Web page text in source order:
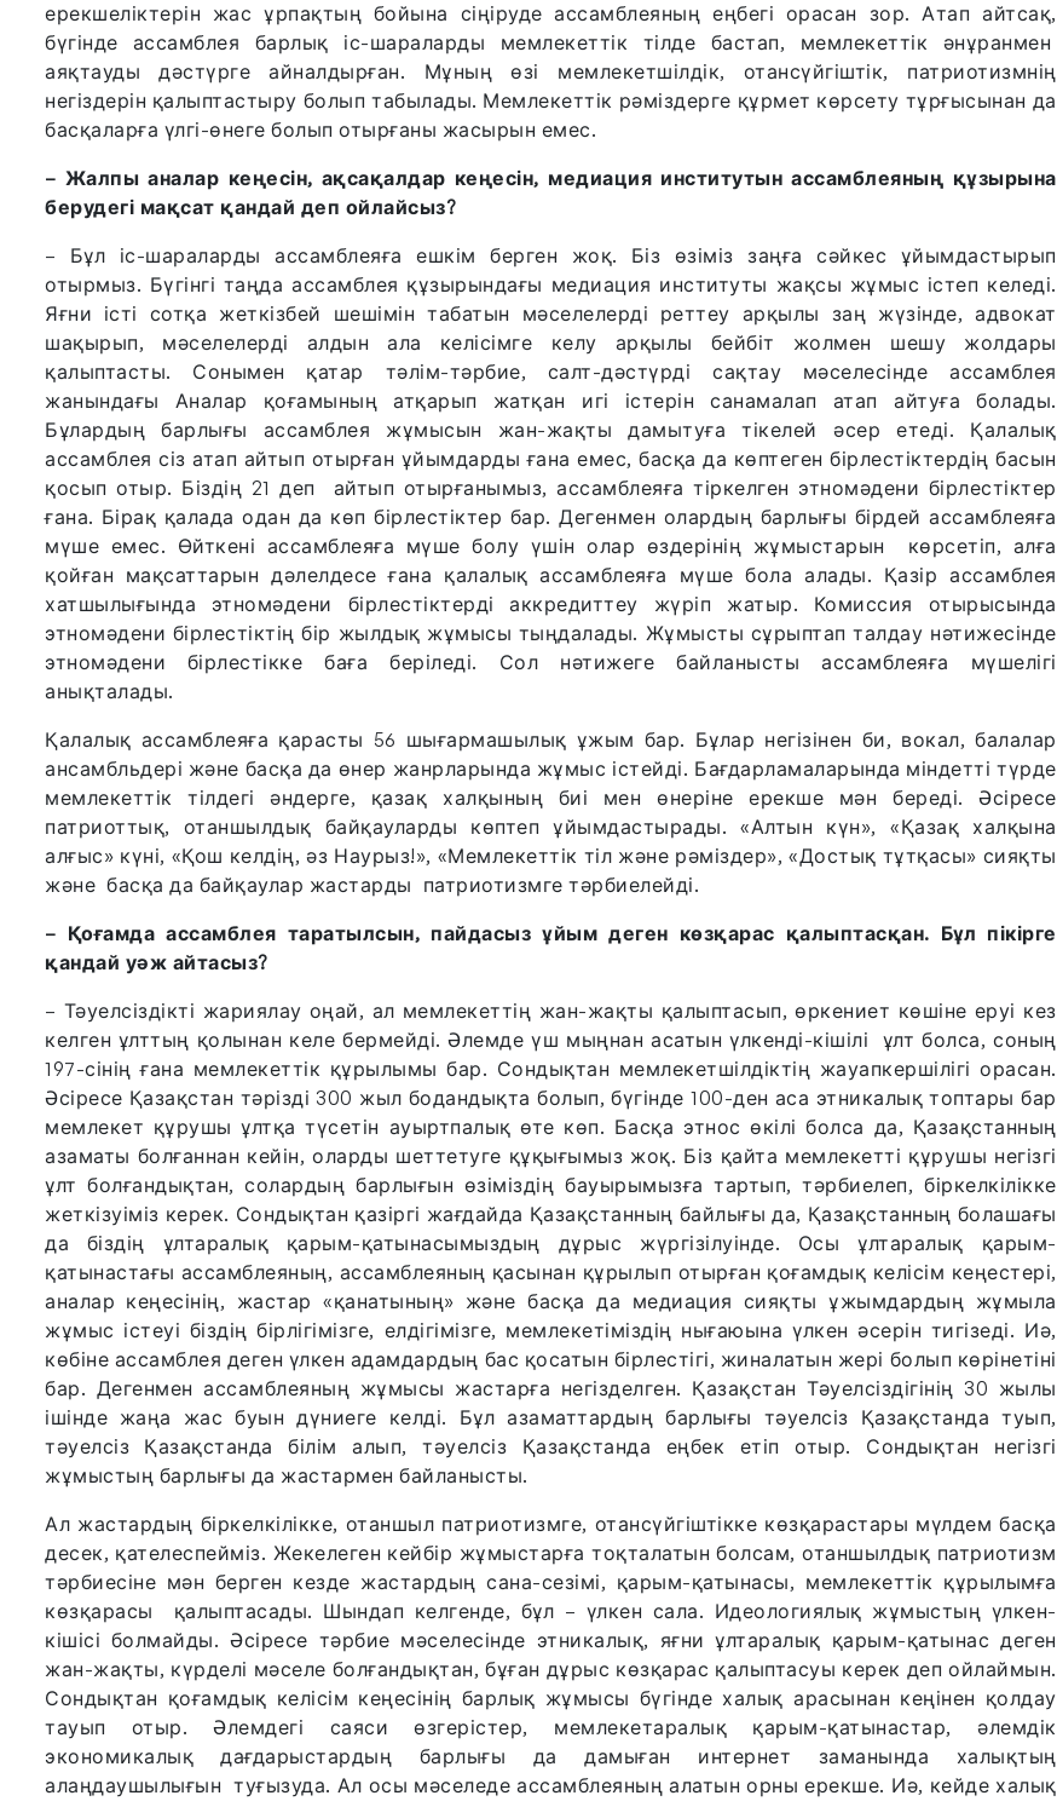
ерекшеліктерін жас ұрпақтың бойына сіңіруде ассамблеяның еңбегі орасан зор. Атап айтсақ,
бүгінде ассамблея барлық іс-шараларды мемлекеттік тілде бастап, мемлекеттік әнұранмен
аяқтауды дәстүрге айналдырған. Мұның өзі мемлекетшілдік, отансүйгіштік, патриотизмнің
негіздерін қалыптастыру болып табылады. Мемлекеттік рәміздерге құрмет көрсету тұрғысынан да
басқаларға үлгі-өнеге болып отырғаны жасырын емес.
– Жалпы аналар кеңесін, ақсақалдар кеңесін, медиация институтын ассамблеяның құзырына
берудегі мақсат қандай деп ойлайсыз?
– Бұл іс-шараларды ассамблеяға ешкім берген жоқ. Біз өзіміз заңға сәйкес ұйымдастырып
отырмыз. Бүгінгі таңда ассамблея құзырындағы медиация институты жақсы жұмыс істеп келеді.
Яғни істі сотқа жеткізбей шешімін табатын мәселелерді реттеу арқылы заң жүзінде, адвокат
шақырып, мәселелерді алдын ала келісімге келу арқылы бейбіт жолмен шешу жолдары
қалыптасты. Сонымен қатар тәлім-тәрбие, салт-дәстүрді сақтау мәселесінде ассамблея
жанындағы Аналар қоғамының атқарып жатқан игі істерін санамалап атап айтуға болады.
Бұлардың барлығы ассамблея жұмысын жан-жақты дамытуға тікелей әсер етеді. Қалалық
ассамблея сіз атап айтып отырған ұйымдарды ғана емес, басқа да көптеген бірлестіктердің басын
қосып отыр. Біздің 21 деп айтып отырғанымыз, ассамблеяға тіркелген этномәдени бірлестіктер
ғана. Бірақ қалада одан да көп бірлестіктер бар. Дегенмен олардың барлығы бірдей ассамблеяға
мүше емес. Өйткені ассамблеяға мүше болу үшін олар өздерінің жұмыстарын көрсетіп, алға
қойған мақсаттарын дәлелдесе ғана қалалық ассамблеяға мүше бола алады. Қазір ассамблея
хатшылығында этномәдени бірлестіктерді аккредиттеу жүріп жатыр. Комиссия отырысында
этномәдени бірлестіктің бір жылдық жұмысы тыңдалады. Жұмысты сұрыптап талдау нәтижесінде
этномәдени бірлестікке баға беріледі. Сол нәтижеге байланысты ассамблеяға мүшелігі
анықталады.
Қалалық ассамблеяға қарасты 56 шығармашылық ұжым бар. Бұлар негізінен би, вокал, балалар
ансамбльдері және басқа да өнер жанрларында жұмыс істейді. Бағдарламаларында міндетті түрде
мемлекеттік тілдегі әндерге, қазақ халқының биі мен өнеріне ерекше мән береді. Әсіресе
патриоттық, отаншылдық байқауларды көптеп ұйымдастырады. «Алтын күн», «Қазақ халқына
алғыс» күні, «Қош келдің, әз Наурыз!», «Мемлекеттік тіл және рәміздер», «Достық тұтқасы» сияқты
және басқа да байқаулар жастарды патриотизмге тәрбиелейді.
– Қоғамда ассамблея таратылсын, пайдасыз ұйым деген көзқарас қалыптасқан. Бұл пікірге
қандай уәж айтасыз?
– Тәуелсіздікті жариялау оңай, ал мемлекеттің жан-жақты қалыптасып, өркениет көшіне еруі кез
келген ұлттың қолынан келе бермейді. Әлемде үш мыңнан асатын үлкенді-кішілі ұлт болса, соның
197-сінің ғана мемлекеттік құрылымы бар. Сондықтан мемлекетшілдіктің жауапкершілігі орасан.
Әсіресе Қазақстан тәрізді 300 жыл бодандықта болып, бүгінде 100-ден аса этникалық топтары бар
мемлекет құрушы ұлтқа түсетін ауыртпалық өте көп. Басқа этнос өкілі болса да, Қазақстанның
азаматы болғаннан кейін, оларды шеттетуге құқығымыз жоқ. Біз қайта мемлекетті құрушы негізгі
ұлт болғандықтан, солардың барлығын өзіміздің бауырымызға тартып, тәрбиелеп, біркелкілікке
жеткізуіміз керек. Сондықтан қазіргі жағдайда Қазақстанның байлығы да, Қазақстанның болашағы
да біздің ұлтаралық қарым-қатынасымыздың дұрыс жүргізілуінде. Осы ұлтаралық қарым-
қатынастағы ассамблеяның, ассамблеяның қасынан құрылып отырған қоғамдық келісім кеңестері,
аналар кеңесінің, жастар «қанатының» және басқа да медиация сияқты ұжымдардың жұмыла
жұмыс істеуі біздің бірлігімізге, елдігімізге, мемлекетіміздің нығаюына үлкен әсерін тигізеді. Иә,
көбіне ассамблея деген үлкен адамдардың бас қосатын бірлестігі, жиналатын жері болып көрінетіні
бар. Дегенмен ассамблеяның жұмысы жастарға негізделген. Қазақстан Тәуелсіздігінің 30 жылы
ішінде жаңа жас буын дүниеге келді. Бұл азаматтардың барлығы тәуелсіз Қазақстанда туып,
тәуелсіз Қазақстанда білім алып, тәуелсіз Қазақстанда еңбек етіп отыр. Сондықтан негізгі
жұмыстың барлығы да жастармен байланысты.
Ал жастардың біркелкілікке, отаншыл патриотизмге, отансүйгіштікке көзқарастары мүлдем басқа
десек, қателеспейміз. Жекелеген кейбір жұмыстарға тоқталатын болсам, отаншылдық патриотизм
тәрбиесіне мән берген кезде жастардың сана-сезімі, қарым-қатынасы, мемлекеттік құрылымға
көзқарасы қалыптасады. Шындап келгенде, бұл – үлкен сала. Идеологиялық жұмыстың үлкен-
кішісі болмайды. Әсіресе тәрбие мәселесінде этникалық, яғни ұлтаралық қарым-қатынас деген
жан-жақты, күрделі мәселе болғандықтан, бұған дұрыс көзқарас қалыптасуы керек деп ойлаймын.
Сондықтан қоғамдық келісім кеңесінің барлық жұмысы бүгінде халық арасынан кеңінен қолдау
тауып отыр. Әлемдегі саяси өзгерістер, мемлекетаралық қарым-қатынастар, әлемдік
экономикалық дағдарыстардың барлығы да дамыған интернет заманында халықтың
алаңдаушылығын туғызуда. Ал осы мәселеде ассамблеяның алатын орны ерекше. Иә, кейде халық